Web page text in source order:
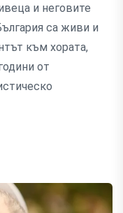
и неговите
са живи и
към хората,
от